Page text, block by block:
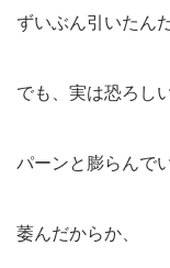
ずいぶん引いたん
でも、実は恐ろし
パーンと膨らんで
萎んだからか、